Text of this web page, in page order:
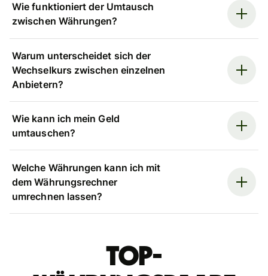
Wie funktioniert der Umtausch
zwischen Währungen?
Warum unterscheidet sich der
Wechselkurs zwischen einzelnen
Anbietern?
Wie kann ich mein Geld
umtauschen?
Welche Währungen kann ich mit
dem Währungsrechner
umrechnen lassen?
Top-